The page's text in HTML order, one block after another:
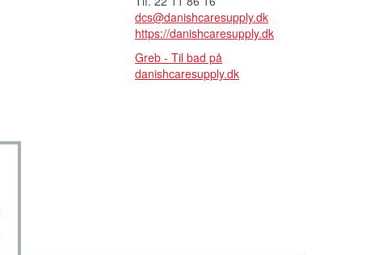
dcs@danishcaresupply.dk
https://danishcaresupply.dk
Greb - Til bad på
danishcaresupply.dk